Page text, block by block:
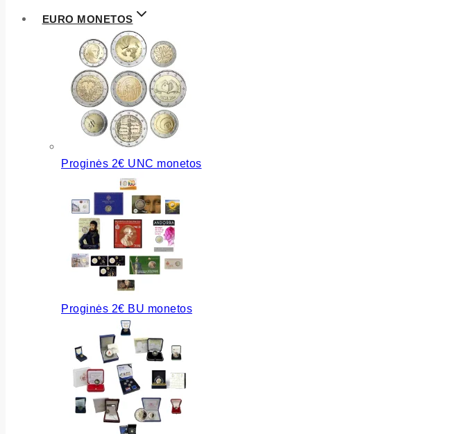
EURO MONETOS
Proginės 2€ UNC monetos
Proginės 2€ BU monetos